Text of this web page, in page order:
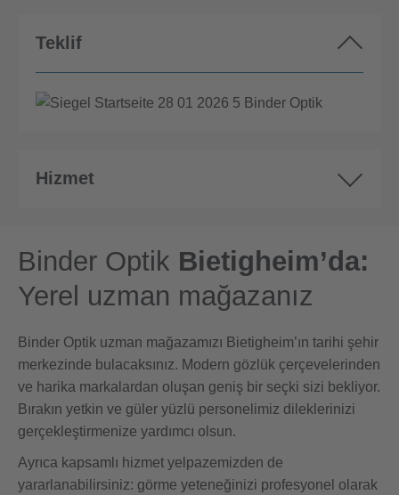
Teklif
Hizmet
Binder Optik Bietigheim’da:
Yerel uzman mağazanız
Binder Optik uzman mağazamızı Bietigheim’ın tarihi şehir
merkezinde bulacaksınız. Modern gözlük çerçevelerinden
ve harika markalardan oluşan geniş bir seçki sizi bekliyor.
Bırakın yetkin ve güler yüzlü personelimiz dileklerinizi
gerçekleştirmenize yardımcı olsun.
Ayrıca kapsamlı hizmet yelpazemizden de
yararlanabilirsiniz: görme yeteneğinizi profesyonel olarak